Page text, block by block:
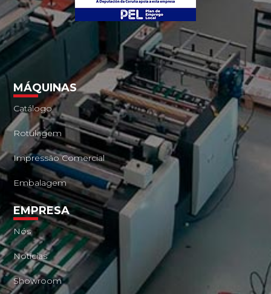
MÁQUINAS
Catálogo
Rotulagem
Impressão Comercial
Embalagem
EMPRESA
Nós
Notícias
Showroom